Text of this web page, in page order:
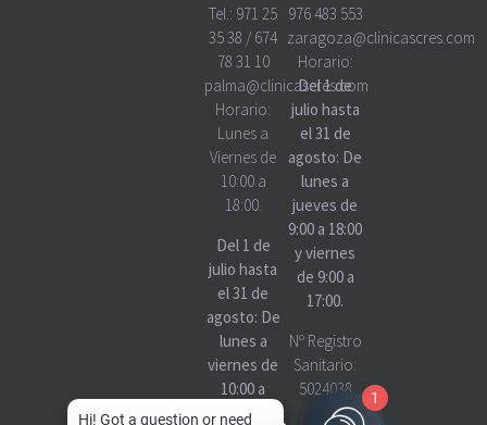
Tel.: 971 25
35 38 / 674
78 31 10
palma@clinicascres.com
Horario:
Lunes a
Viernes de
10:00 a
18:00.
Del 1 de
julio hasta
el 31 de
agosto: De
lunes a
viernes de
10:00 a
18:00
976 483 553
zaragoza@clinicascres.com
Horario:
Del 1 de
julio hasta
el 31 de
agosto: De
lunes a
jueves de
9:00 a 18:00
y viernes
de 9:00 a
17:00.
Nº Registro
Sanitario:
5024038
1